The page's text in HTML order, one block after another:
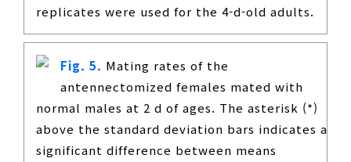
replicates were used for the 4-d-old adults.
Fig. 5. Mating rates of the
antennectomized females mated with
normal males at 2 d of ages. The asterisk (*)
above the standard deviation bars indicates a
significant difference between means